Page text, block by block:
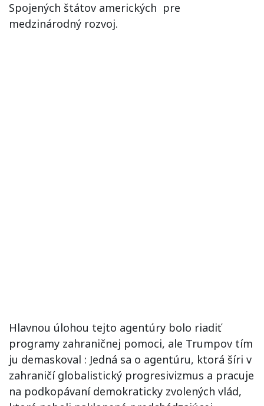
Spojených štátov amerických pre
medzinárodný rozvoj.
Hlavnou úlohou tejto agentúry bolo riadiť
programy zahraničnej pomoci, ale Trumpov tím
ju demaskoval : Jedná sa o agentúru, ktorá šíri v
zahraničí globalistický progresivizmus a pracuje
na podkopávaní demokraticky zvolených vlád,